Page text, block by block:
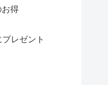
お得
レゼント